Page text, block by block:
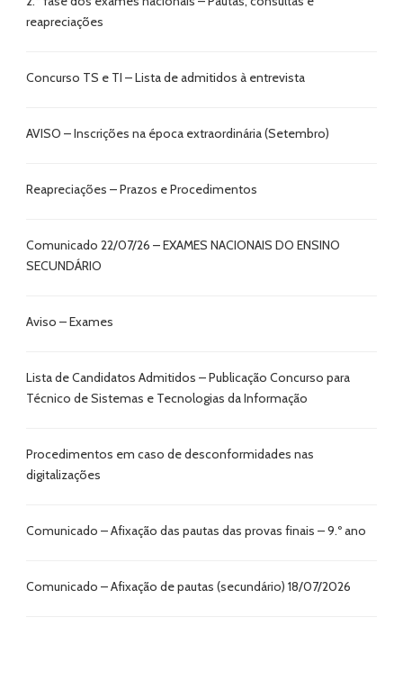
reapreciações
Concurso TS e TI – Lista de admitidos à entrevista
AVISO – Inscrições na época extraordinária (Setembro)
Reapreciações – Prazos e Procedimentos
Comunicado 22/07/26 – EXAMES NACIONAIS DO ENSINO
SECUNDÁRIO
Aviso – Exames
Lista de Candidatos Admitidos – Publicação Concurso para
Técnico de Sistemas e Tecnologias da Informação
Procedimentos em caso de desconformidades nas
digitalizações
Comunicado – Afixação das pautas das provas finais – 9.º ano
Comunicado – Afixação de pautas (secundário) 18/07/2026